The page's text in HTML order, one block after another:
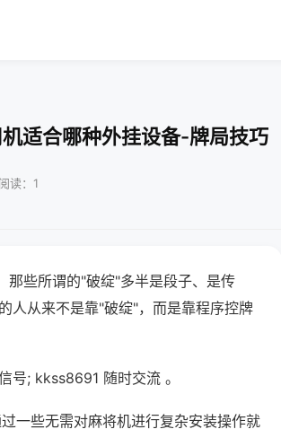
适合哪种外挂设备-牌局技巧
读：1
那些所谓的"破绽"多半是段子、是传
人从来不是靠"破绽"，而是靠程序控牌
号; kkss8691 随时交流 。
一些无需对麻将机进行复杂安装操作就